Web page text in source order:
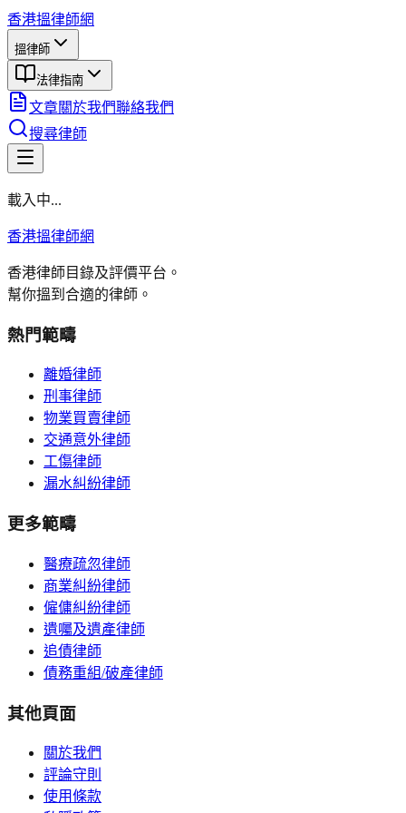
香港搵律師網
搵律師
法律指南
文章關於我們聯絡我們
搜尋律師
載入中...
香港搵律師網
香港律師目錄及評價平台。
幫你搵到合適的律師。
熱門範疇
離婚律師
刑事律師
物業買賣律師
交通意外律師
工傷律師
漏水糾紛律師
更多範疇
醫療疏忽律師
商業糾紛律師
僱傭糾紛律師
遺囑及遺產律師
追債律師
債務重組/破產律師
其他頁面
關於我們
評論守則
使用條款